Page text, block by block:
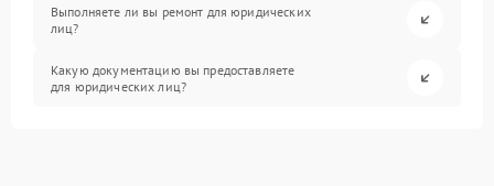
Выполняете ли вы ремонт для юридических
лиц?
Какую документацию вы предоставляете
для юридических лиц?